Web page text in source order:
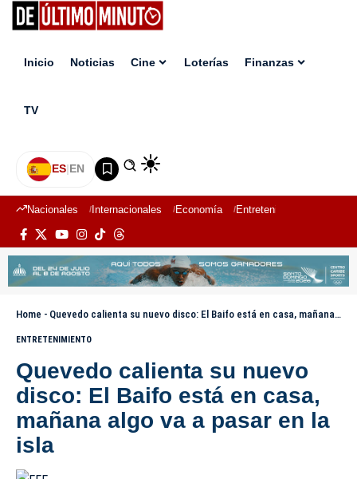
Inicio Noticias Cine Loterías Finanzas
TV
ES|EN
Nacionales Internacionales Economía Entretenimiento
Home - Quevedo calienta su nuevo disco: El Baifo está en casa, mañana algo va a pasar en la isla
ENTRETENIMIENTO
Quevedo calienta su nuevo
disco: El Baifo está en casa,
mañana algo va a pasar en la
isla